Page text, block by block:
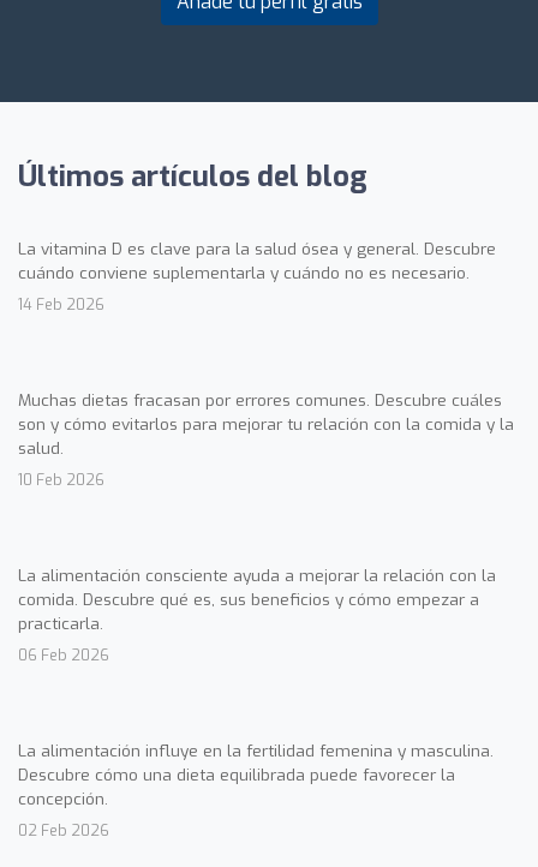
Últimos artículos del blog
La vitamina D es clave para la salud ósea y general. Descubre
cuándo conviene suplementarla y cuándo no es necesario.
14 Feb 2026
Muchas dietas fracasan por errores comunes. Descubre cuáles
son y cómo evitarlos para mejorar tu relación con la comida y la
salud.
10 Feb 2026
La alimentación consciente ayuda a mejorar la relación con la
comida. Descubre qué es, sus beneficios y cómo empezar a
practicarla.
06 Feb 2026
La alimentación influye en la fertilidad femenina y masculina.
Descubre cómo una dieta equilibrada puede favorecer la
concepción.
02 Feb 2026